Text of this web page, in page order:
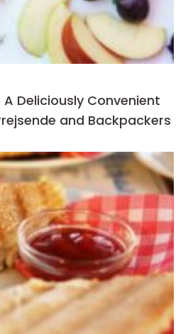
Deliciously Convenient
and Backpackers